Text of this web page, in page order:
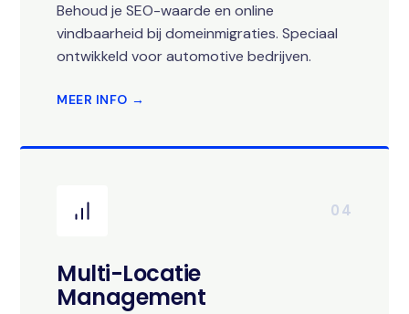
Behoud je SEO-waarde en online
vindbaarheid bij domeinmigraties. Speciaal
ontwikkeld voor automotive bedrijven.
MEER INFO →
04
Multi-Locatie
Management